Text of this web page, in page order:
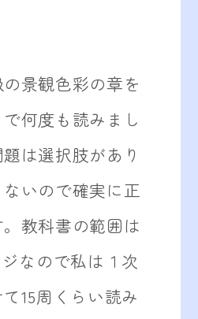
景観色彩の章を
何度も読みまし
は選択肢があり
いので確実に正
教科書の範囲は
なので私は１次
15周くらい読み